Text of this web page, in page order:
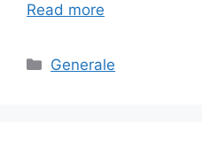
Read more
Categories
Generale